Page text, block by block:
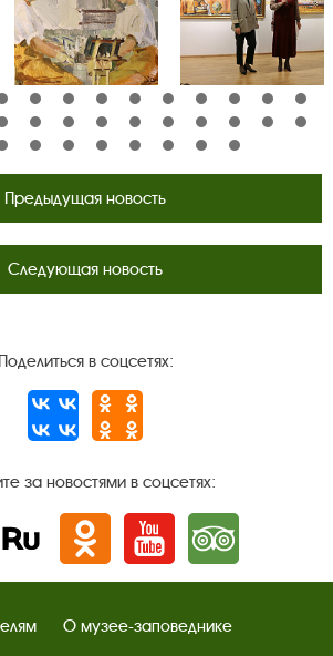
Предыдущая новость
Следующая новость
Поделиться в соцсетях:
за новостями в соцсетях:
rutube Одноклассники
YouTube Трипадвизор
О музее-заповеднике